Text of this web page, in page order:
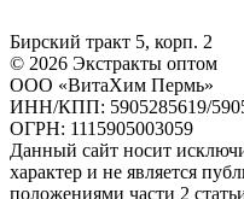
Бирский тракт 5, корп. 2
© 2026 Экстракты оптом
ООО «ВитаХим Пермь»
ИНН/КПП: 5905285619/
ОГРН: 1115905003059
Данный сайт носит
характер и не является
положениями части 2